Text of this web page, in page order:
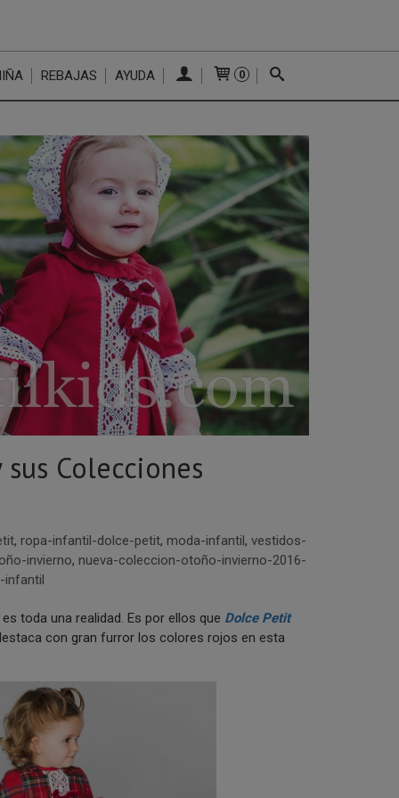
REBAJAS AYUDA 0
Colecciones
, ropa-infantil-dolce-petit, moda-infantil, vestidos-
invierno, nueva-coleccion-otoño-invierno-2016-
infantil
toda una realidad. Es por ellos que Dolce Petit
con gran furror los colores rojos en esta